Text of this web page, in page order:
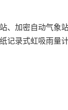
、加密自动气象
记录式虹吸雨量